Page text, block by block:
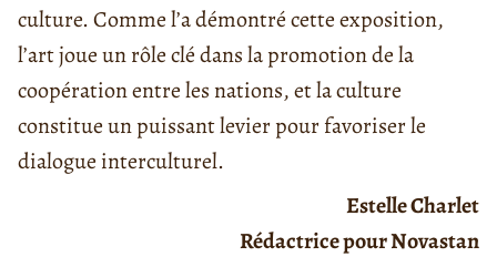
culture. Comme l’a démontré cette exposition,
l’art joue un rôle clé dans la promotion de la
coopération entre les nations, et la culture
constitue un puissant levier pour favoriser le
dialogue interculturel.
Estelle Charlet
Rédactrice pour Novastan